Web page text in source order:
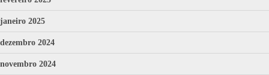
janeiro 2025
dezembro 2024
novembro 2024